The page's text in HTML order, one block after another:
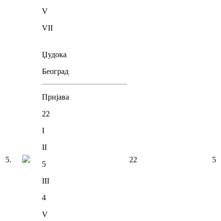
V
VII
5.
Џудока
Београд
Пријава
22
I
II
5
III
4
V
22 5